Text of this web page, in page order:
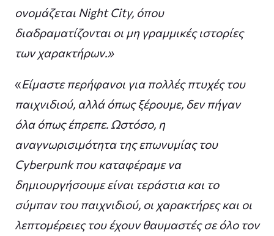
ονομάζεται Night City, όπου
διαδραματίζονται οι μη γραμμικές ιστορίες
των χαρακτήρων.»
«Είμαστε περήφανοι για πολλές πτυχές του
παιχνιδιού, αλλά όπως ξέρουμε, δεν πήγαν
όλα όπως έπρεπε. Ωστόσο, η
αναγνωρισιμότητα της επωνυμίας του
Cyberpunk που καταφέραμε να
δημιουργήσουμε είναι τεράστια και το
σύμπαν του παιχνιδιού, οι χαρακτήρες και οι
λεπτομέρειες του έχουν θαυμαστές σε όλο τον